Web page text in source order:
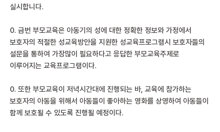
실시합니다.
0. 금번 부모교육은 아동기의 성에 대한 정확한 정보와 가정에서
보호자의 적절한 성교육방안을 지원한 성교육프로그램시 보호자들의
설문을 통하여 가장많이 필요하다고 응답한 부모교육주제로
이루어지는 교육프로그램이다.
0. 또한 부모교육이 저녁시간대에 진행되는 바, 교육에 참가하는
보호자의 아동을 위해서 아동들이 좋아하는 영화를 상영하여 아동들이
함께 보호될 수 있도록 진행될 예정이다.